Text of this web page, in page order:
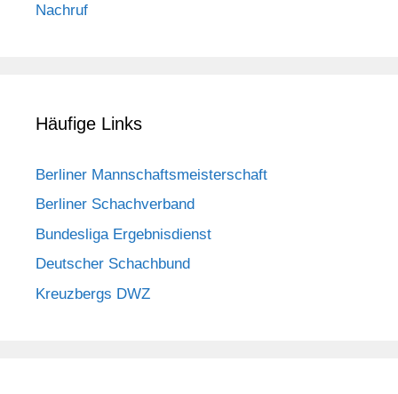
Nachruf
Häufige Links
Berliner Mannschaftsmeisterschaft
Berliner Schachverband
Bundesliga Ergebnisdienst
Deutscher Schachbund
Kreuzbergs DWZ